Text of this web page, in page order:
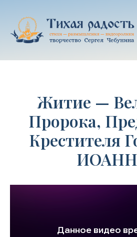
содержимому
Житие —
Пророка,
Крестителя